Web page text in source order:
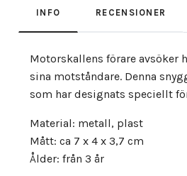
INFO RECENSIONER
Motorskallens förare avsöker
sina motståndare. Denna
som har designats speciellt
Material: metall, plast
Mått: ca 7 x 4 x 3,7 cm
Ålder: från 3 år